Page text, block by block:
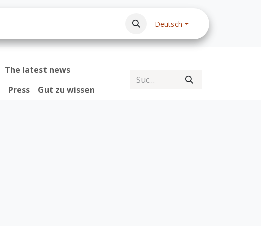
Datenschutzrichtlinie Impressum
Deutsch
The latest news
Press Gut zu wissen